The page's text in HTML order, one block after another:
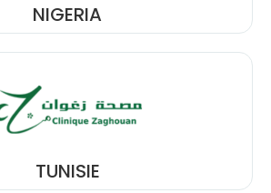
NIGERIA
TUNISIE